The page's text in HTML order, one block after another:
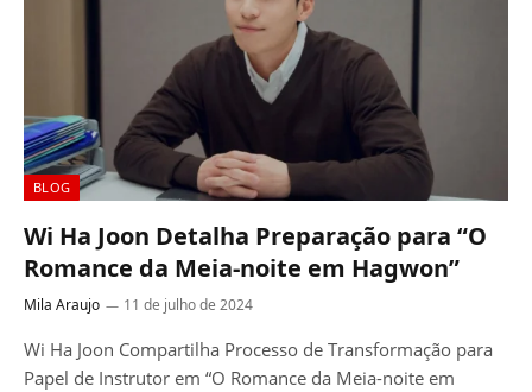
BLOG
Wi Ha Joon Detalha Preparação para “O
Romance da Meia-noite em Hagwon”
Mila Araujo 11 de julho de 2024
Wi Ha Joon Compartilha Processo de Transformação para
Papel de Instrutor em “O Romance da Meia-noite em